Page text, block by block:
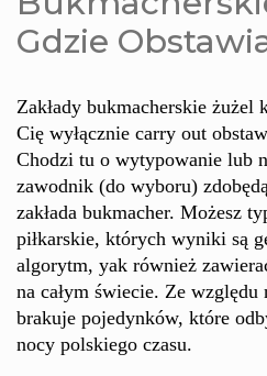
Gdzie
Zakłady bukmacherskie żużel
Cię wyłącznie carry out
Chodzi tu o wytypowanie lub
zawodnik (do wyboru)
zakłada bukmacher. Możesz
piłkarskie, których wyniki są
algorytm, yak również
na całym świecie. Ze względu
brakuje pojedynków, które
nocy polskiego czasu.